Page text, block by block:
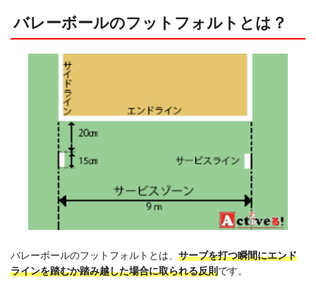
バレーボールのフットフォルトとは？
バレーボールのフットフォルトとは、 サーブを打つ瞬間にエンド
ラインを踏むか踏み越した場合に取られる反則です。